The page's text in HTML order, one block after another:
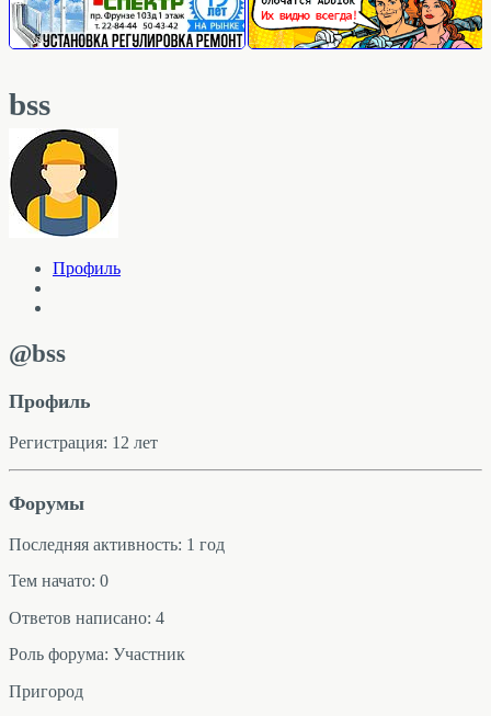
bss
Профиль
@bss
Профиль
Регистрация: 12 лет
Форумы
Последняя активность: 1 год
Тем начато: 0
Ответов написано: 4
Роль форума: Участник
Пригород